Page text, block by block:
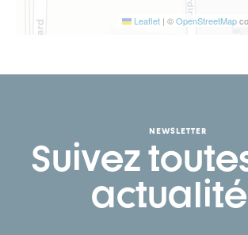
Leaflet | ©OpenStreetMap
NEWSLETTER
Suivez